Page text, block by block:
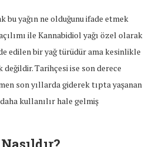
yağın ne olduğunu ifade etmek
ile Kannabidiol yağı özel olarak
edilen bir yağ türüdür ama kesinlikle
Tarihçesi ise son derece
son yıllarda giderek tıpta yaşanan
kullanılır hale gelmiş